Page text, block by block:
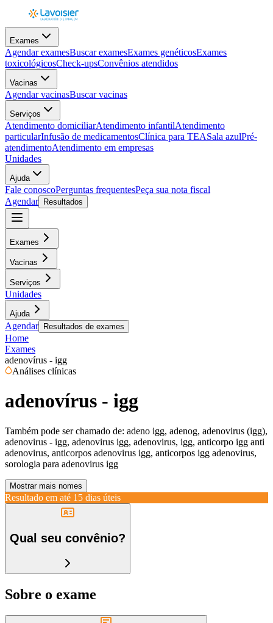
Exames
Agendar examesBuscar examesExames genéticosExames
toxicológicosCheck-upsConvênios atendidos
Vacinas
Agendar vacinasBuscar vacinas
Serviços
Atendimento domiciliarAtendimento infantilAtendimento
particularInfusão de medicamentosClínica para TEASala azulPré-
atendimentoAtendimento em empresas
Unidades
Ajuda
Fale conoscoPerguntas frequentesPeça sua nota fiscal
Agendar
Resultados
Exames
Vacinas
Serviços
Unidades
Ajuda
Agendar Resultados de exames
Home
Exames
adenovírus - igg
Análises clínicas
adenovírus - igg
Também pode ser chamado de: adeno igg, adenog, adenovirus (igg),
adenovirus - igg, adenovirus igg, adenovirus, igg, anticorpo igg anti
adenovirus, anticorpos adenovirus igg, anticorpos igg adenovirus,
sorologia para adenovirus igg
Mostrar mais nomes
Resultado em até 15 dias úteis
Qual seu convênio?
Sobre o exame